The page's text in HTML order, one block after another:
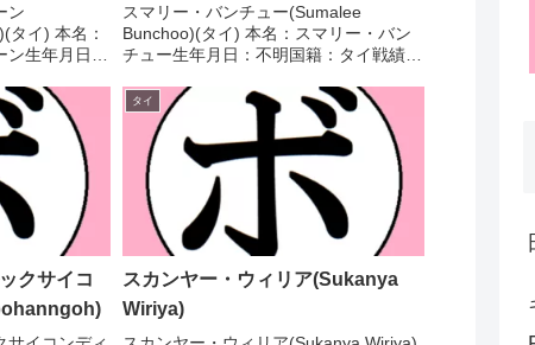
ン
タイ) 本名：
生年月日：
ル】タイ国
スマリー・バンチュー(Sumalee
Bunchoo)(タイ) 本名：スマリー・バン
チュー生年月日：不明国籍：タイ戦績：
歴】2025/10/12 ○4R判定 3-0(40-36、
40-36、40-36...
クサイコ
タイ
スカンヤー・ウィリア(Sukanya
Wiriya)